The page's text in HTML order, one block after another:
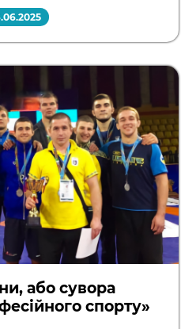
або сувора
спорту»